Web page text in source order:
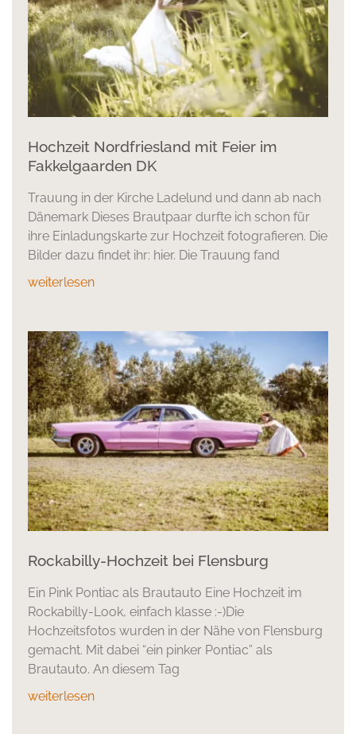
Hochzeit Nordfriesland mit Feier im
Fakkelgaarden DK
Trauung in der Kirche Ladelund und dann ab nach
Dänemark Dieses Brautpaar durfte ich schon für
ihre Einladungskarte zur Hochzeit fotografieren. Die
Bilder dazu findet ihr: hier. Die Trauung fand
weiterlesen
Rockabilly-Hochzeit bei Flensburg
Ein Pink Pontiac als Brautauto Eine Hochzeit im
Rockabilly-Look, einfach klasse :-)Die
Hochzeitsfotos wurden in der Nähe von Flensburg
gemacht. Mit dabei “ein pinker Pontiac” als
Brautauto. An diesem Tag
weiterlesen